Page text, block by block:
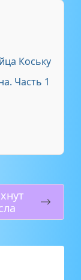
Коську
Часть 1